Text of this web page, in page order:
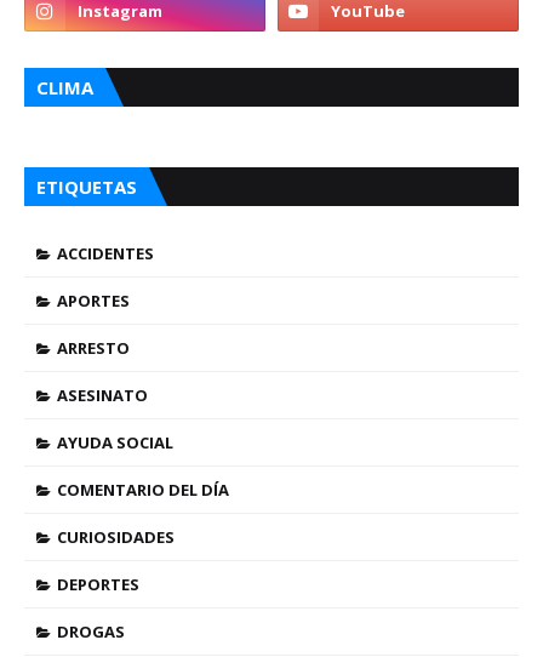
CLIMA
ETIQUETAS
ACCIDENTES
APORTES
ARRESTO
ASESINATO
AYUDA SOCIAL
COMENTARIO DEL DÍA
CURIOSIDADES
DEPORTES
DROGAS